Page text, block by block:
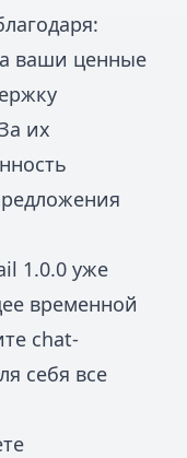
ваши ценные
их
1.0.0 уже
временной
chat-
себя все